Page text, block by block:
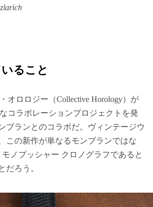
ること
オロロジー（Collective Horology）が
コラボレーションプロジェクトを発
ブランとのコラボだ。ヴィンテージウ
この新作が単なるモンブランではな
モノプッシャー クロノグラフであると
だろう。